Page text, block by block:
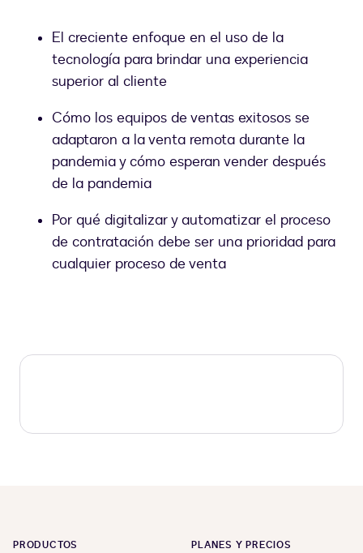
El creciente enfoque en el uso de la
tecnología para brindar una experiencia
superior al cliente
Cómo los equipos de ventas exitosos se
adaptaron a la venta remota durante la
pandemia y cómo esperan vender después
de la pandemia
Por qué digitalizar y automatizar el proceso
de contratación debe ser una prioridad para
cualquier proceso de venta
PRODUCTOS PLANES Y PRECIOS